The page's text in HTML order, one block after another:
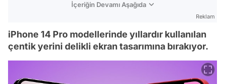
İçeriğin Devamı Aşağıda
Reklam
iPhone 14 Pro modellerinde yıllardır kullanılan
çentik yerini delikli ekran tasarımına bırakıyor.